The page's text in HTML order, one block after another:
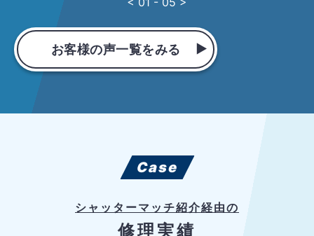
お客様の声一覧をみる
Case
シャッターマッチ紹介経由の
修理実績